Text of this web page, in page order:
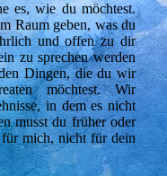
es, wie du möchtest.
Raum geben, was du
und offen zu dir
zu sprechen werden
Dingen, die du wir
möchtest. Wir
in dem es nicht
musst du früher oder
für mich, nicht für dein